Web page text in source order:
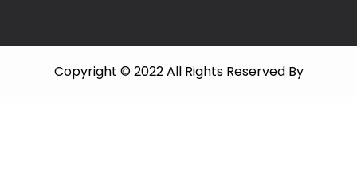
Copyright © 2022 All Rights Reserved By